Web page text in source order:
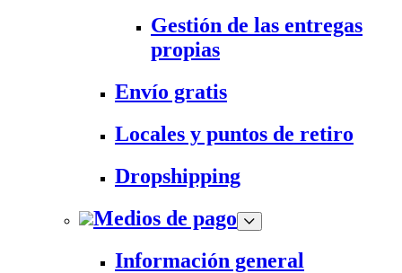
Gestión de las entregas
propias
Envío gratis
Locales y puntos de retiro
Dropshipping
Medios de pago
Información general